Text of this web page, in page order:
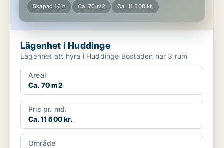
Skapad 16 h Ca. 70 m2 Ca. 11 500 kr.
Lägenhet i Huddinge
Lägenhet att hyra i Huddinge Bostaden har 3 rum
Areal
Ca. 70 m2
Pris pr. md.
Ca. 11 500 kr.
Område